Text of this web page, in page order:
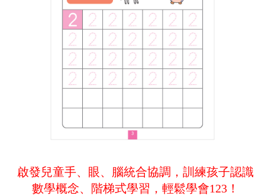
啟發兒童手、眼、腦統合協調，訓練孩子認識
數學概念、階梯式學習，輕鬆學會123！